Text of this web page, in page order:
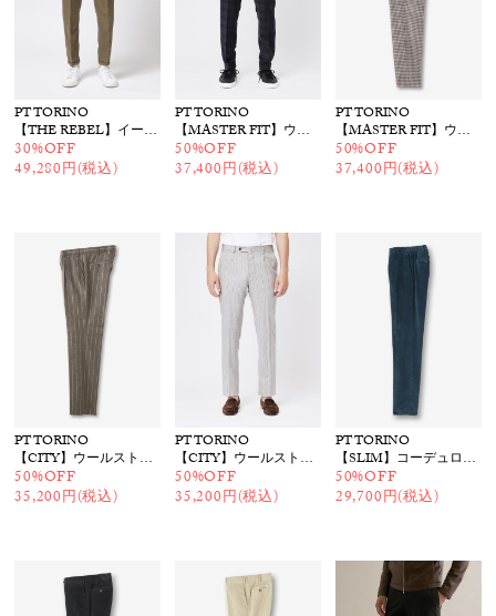
PT TORINO
【THE REBEL】イージーパンツ
30%OFF
49,280円(税込)
PT TORINO
【MASTER FIT】ウールストレッチ チェックパンツ
50%OFF
37,400円(税込)
PT TORINO
【MASTER FIT】ウールストレッチ チェックパンツ
50%OFF
37,400円(税込)
PT TORINO
【CITY】ウールストレッチ ストライプパンツ
50%OFF
35,200円(税込)
PT TORINO
【CITY】ウールストレッチ ストライプパンツ
50%OFF
35,200円(税込)
PT TORINO
【SLIM】コーデュロイイージーパンツ
50%OFF
29,700円(税込)